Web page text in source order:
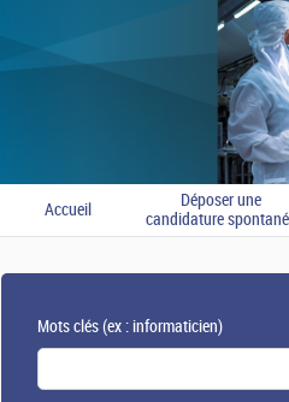
Accueil
Déposer une
candidature
Mots clés(ex : informaticien)